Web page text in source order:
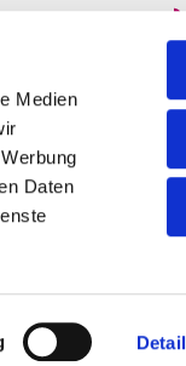
Medien
Daten